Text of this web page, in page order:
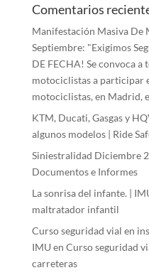
Comentarios
Manifestación Masiva De
Septiembre: "Exigimos
DE FECHA! Se convoca a
motociclistas a participar
motociclistas, en Madrid,
KTM, Ducati, Gasgas y
algunos modelos | Ride
Siniestralidad Diciembre
Documentos e Informes
La sonrisa del infante. |
maltratador infantil
Curso seguridad vial en
IMU en Curso seguridad
carreteras